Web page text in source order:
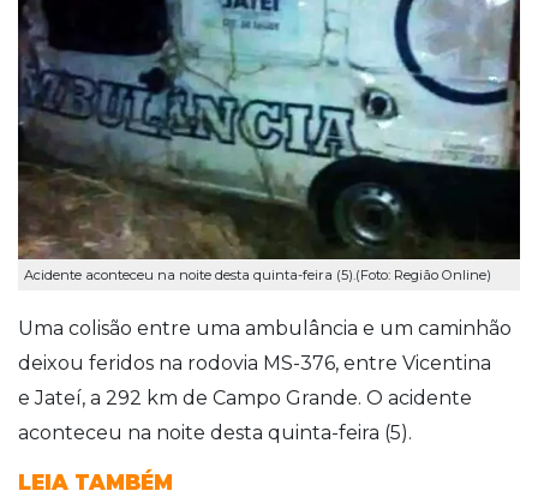
Acidente aconteceu na noite desta quinta-feira (5).(Foto: Região Online)
Uma colisão entre uma ambulância e um caminhão
deixou feridos na rodovia MS-376, entre Vicentina
e Jateí, a 292 km de Campo Grande. O acidente
aconteceu na noite desta quinta-feira (5).
LEIA TAMBÉM